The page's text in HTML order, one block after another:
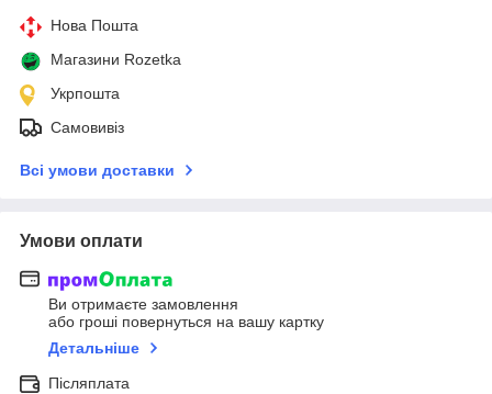
Нова Пошта
Магазини Rozetka
Укрпошта
Самовивіз
Всі умови доставки
Умови оплати
Ви отримаєте замовлення
або гроші повернуться на вашу картку
Детальніше
Післяплата